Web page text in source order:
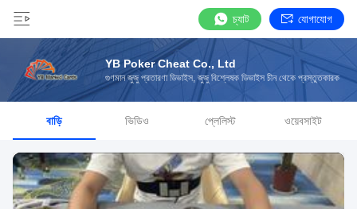
চ্যাট যোগাযোগ
YB Poker Cheat Co., Ltd
গুণমান জুজু প্রতারণা ডিভাইস, জুজু বিশ্লেষক ডিভাইস চীন থেকে প্রস্তুতকারক
বাড়ি ভিডিও প্লেলিস্ট ওয়েবসাইট